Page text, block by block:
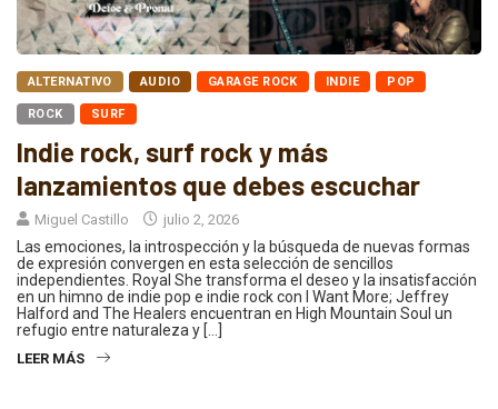
ALTERNATIVO AUDIO GARAGE ROCK INDIE POP
ROCK SURF
Indie rock, surf rock y más
lanzamientos que debes escuchar
Miguel Castillo julio 2, 2026
Las emociones, la introspección y la búsqueda de nuevas formas
de expresión convergen en esta selección de sencillos
independientes. Royal She transforma el deseo y la insatisfacción
en un himno de indie pop e indie rock con I Want More; Jeffrey
Halford and The Healers encuentran en High Mountain Soul un
refugio entre naturaleza y […]
LEER MÁS